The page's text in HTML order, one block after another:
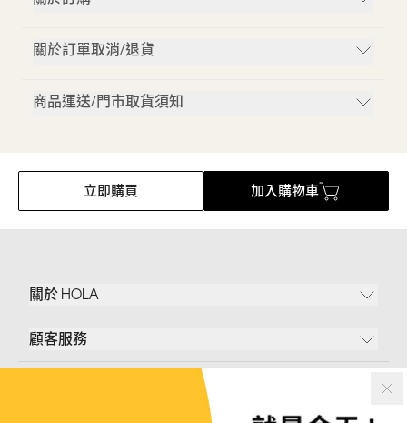
關於訂單取消/退貨
商品運送/門市取貨須知
立即購買 加入購物車
關於 HOLA
顧客服務